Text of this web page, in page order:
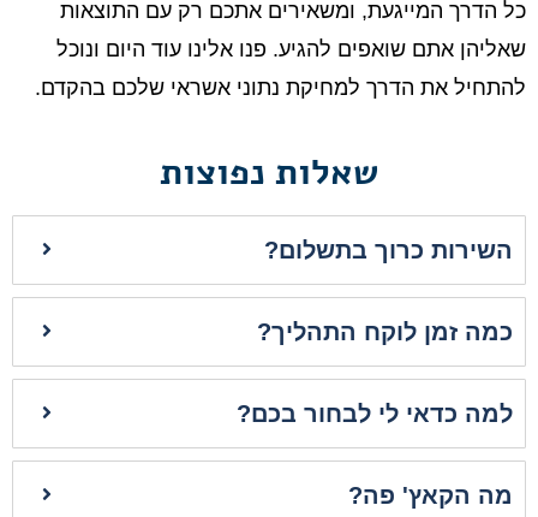
כל הדרך המייגעת, ומשאירים אתכם רק עם התוצאות
שאליהן אתם שואפים להגיע. פנו אלינו עוד היום ונוכל
להתחיל את הדרך למחיקת נתוני אשראי שלכם בהקדם.
שאלות נפוצות
השירות כרוך בתשלום?
כמה זמן לוקח התהליך?
למה כדאי לי לבחור בכם?
מה הקאץ' פה?